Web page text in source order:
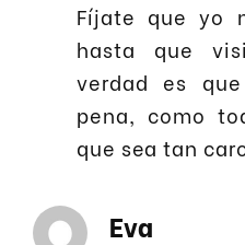
Fíjate que yo
hasta que
verdad es
pena, como
que sea tan
Eva